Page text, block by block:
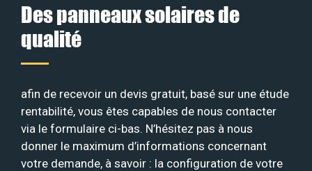
Des panneaux solaires de
qualité
afin de recevoir un devis gratuit, basé sur une étude
rentabilité, vous êtes capables de nous contacter
via le formulaire ci-bas. N’hésitez pas à nous
donner le maximum d’informations concernant
votre demande, à savoir : la configuration de votre